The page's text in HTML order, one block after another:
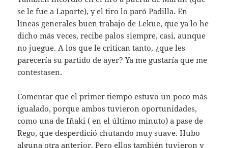
se le fue a Laporte), y el tiro lo paró Padilla. En
líneas generales buen trabajo de Lekue, que ya lo he
dicho más veces, recibe palos siempre, casi, aunque
no juegue. A los que le critican tanto, ¿que les
parecería su partido de ayer? Ya me gustaría que me
contestasen.
Comentar que el primer tiempo estuvo un poco más
igualado, porque ambos tuvieron oportunidades,
como una de Iñaki ( en el último minuto) a pase de
Rego, que desperdició chutando muy suave. Hubo
alguna otra anterior. Pero ellos también tuvieron y